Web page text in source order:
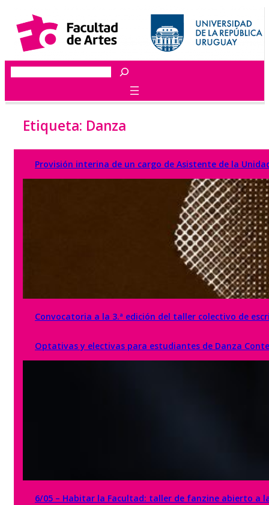
contenido
Buscar
Etiqueta: Danza
Provisión interina de un cargo de Asistente de la
Convocatoria a la 3.ª edición del taller colectivo de
Optativas y electivas para estudiantes de Danza
6/05 – Habitar la Facultad: taller de fanzine abierto a